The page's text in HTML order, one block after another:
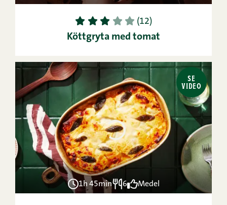
1 2 3 4 5 (12)
Köttgryta med tomat
SE
VIDEO
1h 45min 6 Medel